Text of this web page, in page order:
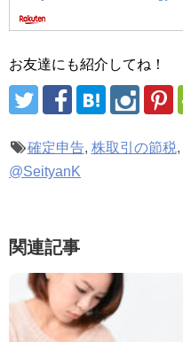
お友達にも紹介してね！
確定申告, 株取引の節税,
@SeityanK
関連記事